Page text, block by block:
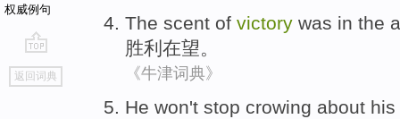
权威例句
go
top
返回词典
The scent of victory was in the
胜利在望。
《牛津词典》
He won't stop crowing about his